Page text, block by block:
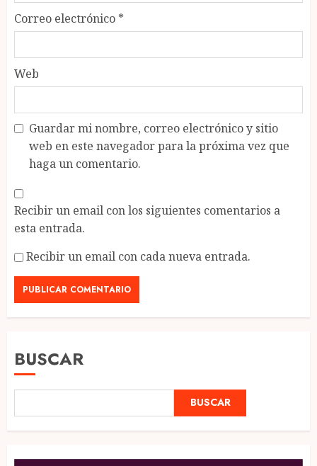
Correo electrónico *
Web
Guardar mi nombre, correo electrónico y sitio
web en este navegador para la próxima vez que
haga un comentario.
Recibir un email con los siguientes comentarios a
esta entrada.
Recibir un email con cada nueva entrada.
BUSCAR
BUSCAR